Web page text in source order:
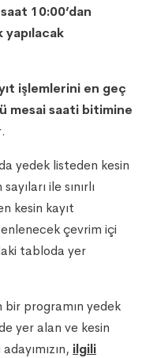
10:00’dan
işlemlerini en geç
mesai saati bitimine
yedek listeden kesin
ile sınırlı
kesin kayıt
çevrim içi
tabloda yer
bir programın yedek
yer alan ve kesin
ilgili